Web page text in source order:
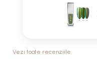
Vezi toate recenziile